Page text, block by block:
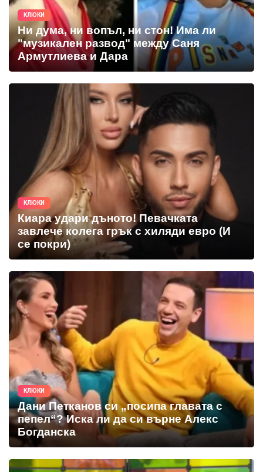
КЛЮКИ
Ни дума, ни вопъл, ни стон! Има ли
"музикален развод" между Саня
Армутлиева и Дара
КЛЮКИ
Киара удари дъното! Певачката
завлече колега грък с хиляди евро (И
се покри)
КЛЮКИ
Дани Петканов си „посипа главата с
пепел“? Иска ли да си върне Алекс
Богданска